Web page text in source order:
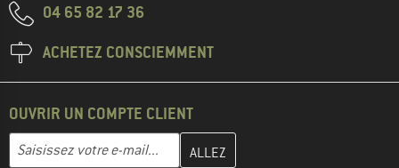
04 65 82 17 36
ACHETEZ CONSCIEMMENT
OUVRIR UN COMPTE CLIENT
Adresse e-mail
Entrez votre adresse e-mail ici et créez votre compte client à la